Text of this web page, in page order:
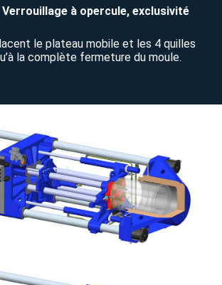
Verrouillage à opercule, exclusivité
le plateau mobile et les 4 quilles
la complète fermeture du moule.